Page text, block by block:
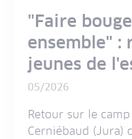
"Faire
ensemble" :
jeunes de
05/2026
Retour sur le
Cerniébaud (Jura)